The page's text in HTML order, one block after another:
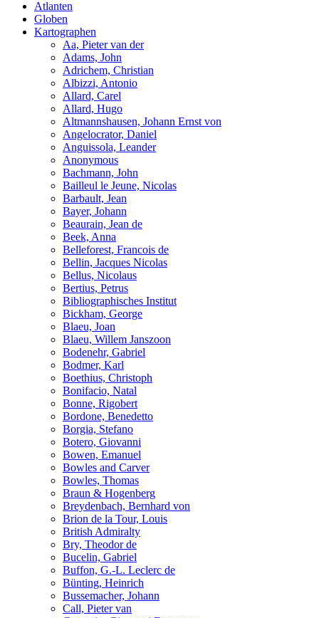
Atlanten
Globen
Kartographen
Aa, Pieter van der
Adams, John
Adrichem, Christian
Albizzi, Antonio
Allard, Carel
Allard, Hugo
Altmannshausen, Johann Ernst von
Angelocrator, Daniel
Anguissola, Leander
Anonymous
Bachmann, John
Bailleul le Jeune, Nicolas
Barbault, Jean
Bayer, Johann
Beaurain, Jean de
Beek, Anna
Belleforest, Francois de
Bellin, Jacques Nicolas
Bellus, Nicolaus
Bertius, Petrus
Bibliographisches Institut
Bickham, George
Blaeu, Joan
Blaeu, Willem Janszoon
Bodenehr, Gabriel
Bodmer, Karl
Boethius, Christoph
Bonifacio, Natal
Bonne, Rigobert
Bordone, Benedetto
Borgia, Stefano
Botero, Giovanni
Bowen, Emanuel
Bowles and Carver
Bowles, Thomas
Braun & Hogenberg
Breydenbach, Bernhard von
Brion de la Tour, Louis
British Admiralty
Bry, Theodor de
Bucelin, Gabriel
Buffon, G.-L. Leclerc de
Bünting, Heinrich
Bussemacher, Johann
Call, Pieter van